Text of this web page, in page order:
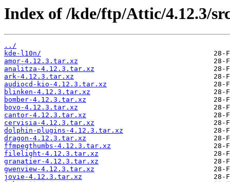
Index of /kde/ftp/Attic/4.12.3/
../
kde-l10n/
amor-4.12.3.tar.xz
analitza-4.12.3.tar.xz
ark-4.12.3.tar.xz
audiocd-kio-4.12.3.tar.xz
blinken-4.12.3.tar.xz
bomber-4.12.3.tar.xz
bovo-4.12.3.tar.xz
cantor-4.12.3.tar.xz
cervisia-4.12.3.tar.xz
dolphin-plugins-4.12.3.tar.xz
dragon-4.12.3.tar.xz
ffmpegthumbs-4.12.3.tar.xz
filelight-4.12.3.tar.xz
granatier-4.12.3.tar.xz
gwenview-4.12.3.tar.xz
jovie-4.12.3.tar.xz